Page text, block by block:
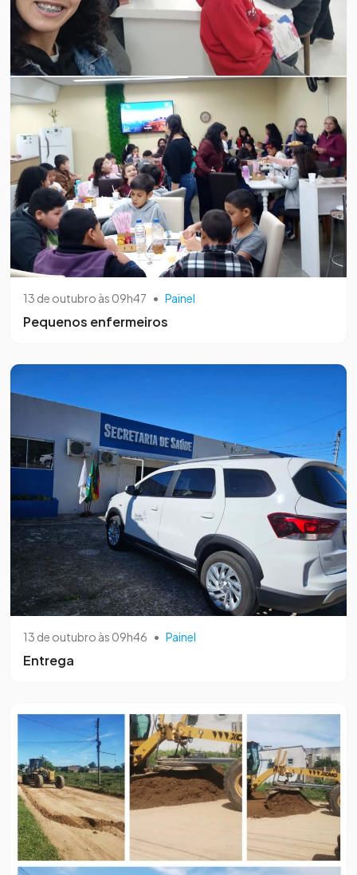
13 de outubro às 09h47 • Painel
Pequenos enfermeiros
13 de outubro às 09h46 • Painel
Entrega